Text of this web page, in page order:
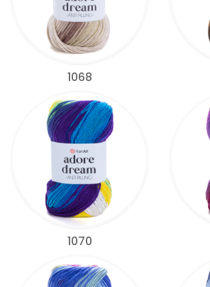
1068
1070